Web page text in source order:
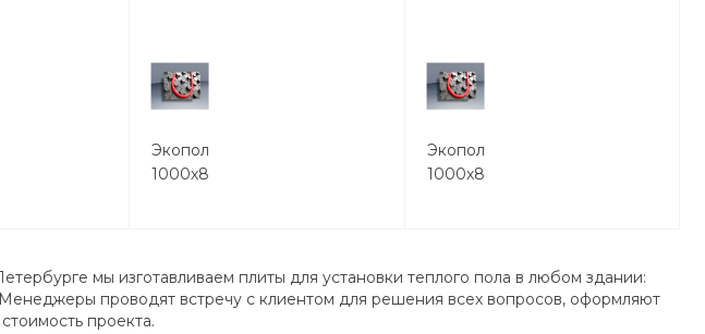
Экопол 2
1000х800х20
Экопол 1
1000х800х30
мы изготавливаем плиты для установки теплого пола в любом здании:
проводят встречу с клиентом для решения всех вопросов, оформляют
проекта.